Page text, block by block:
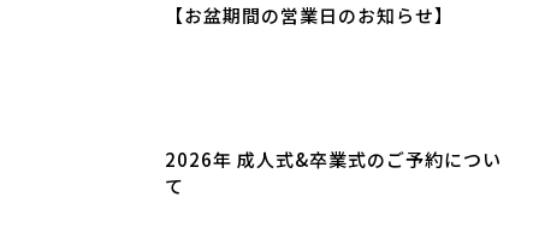
【お盆期間の営業日のお知らせ】
2026年 成人式&卒業式のご予約につい
て